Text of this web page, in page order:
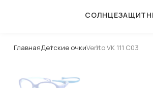
ГлавнаяДетские очкиVento VK 111 C03